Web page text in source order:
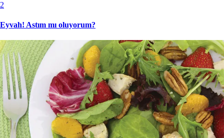
2
Eyvah! Astım mı oluyorum?